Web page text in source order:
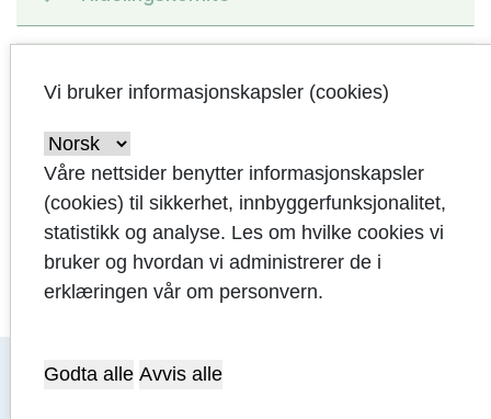
Har du spørsmål?
Vi bruker informasjonskapsler (cookies)
Våre nettsider benytter informasjonskapsler
(cookies) til sikkerhet, innbyggerfunksjonalitet,
statistikk og analyse. Les om hvilke cookies vi
bruker og hvordan vi administrerer de i
erklæringen vår om personvern.
Godta alle Avvis alle